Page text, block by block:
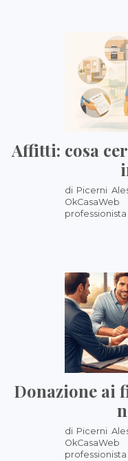
Affitti: cosa
di Picerni
professionista
Donazione ai
di Picerni
professionista